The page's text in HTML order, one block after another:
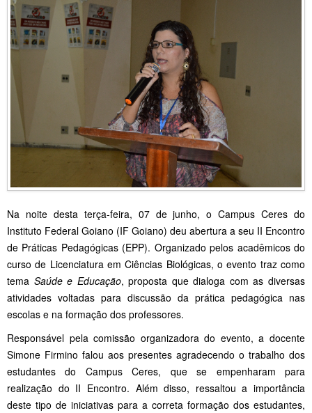
Na noite desta terça-feira, 07 de junho, o Campus Ceres do
Instituto Federal Goiano (IF Goiano) deu abertura a seu II Encontro
de Práticas Pedagógicas (EPP). Organizado pelos acadêmicos do
curso de Licenciatura em Ciências Biológicas, o evento traz como
tema Saúde e Educação, proposta que dialoga com as diversas
atividades voltadas para discussão da prática pedagógica nas
escolas e na formação dos professores.
Responsável pela comissão organizadora do evento, a docente
Simone Firmino falou aos presentes agradecendo o trabalho dos
estudantes do Campus Ceres, que se empenharam para
realização do II Encontro. Além disso, ressaltou a importância
deste tipo de iniciativas para a correta formação dos estudantes,